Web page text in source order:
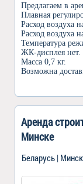
Предлагаем в
Плавная
Расход воздуха
Расход воздуха
Температура
ЖК-дисплея нет.
Масса 0,7 кг.
Возможна
Аренда
Минске
Беларусь |